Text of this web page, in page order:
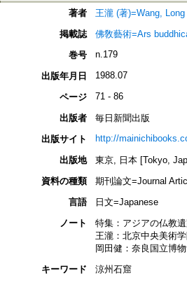
著者
王瀧 (著)=Wang, Long
掲載誌
佛敎藝術=Ars
巻号
n.179
出版年月日 1988.07
ページ 71 - 86
出版者
毎日新聞出版
出版サイト
http://
出版地
東京, 日本 [Tokyo,
資料の種類
期刊論文=Journal
言語
日文=Japanese
ノート
特集：アジアの仏教
王瀧：北京中央美術
岡田健：奈良国立博
キーワード
涼州石窟